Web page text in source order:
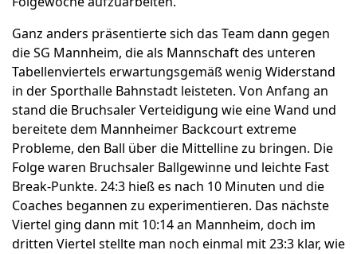
Ganz anders präsentierte sich das Team dann gegen
die SG Mannheim, die als Mannschaft des unteren
Tabellenviertels erwartungsgemäß wenig Widerstand
in der Sporthalle Bahnstadt leisteten. Von Anfang an
stand die Bruchsaler Verteidigung wie eine Wand und
bereitete dem Mannheimer Backcourt extreme
Probleme, den Ball über die Mittelline zu bringen. Die
Folge waren Bruchsaler Ballgewinne und leichte Fast
Break-Punkte. 24:3 hieß es nach 10 Minuten und die
Coaches begannen zu experimentieren. Das nächste
Viertel ging dann mit 10:14 an Mannheim, doch im
dritten Viertel stellte man noch einmal mit 23:3 klar, wie